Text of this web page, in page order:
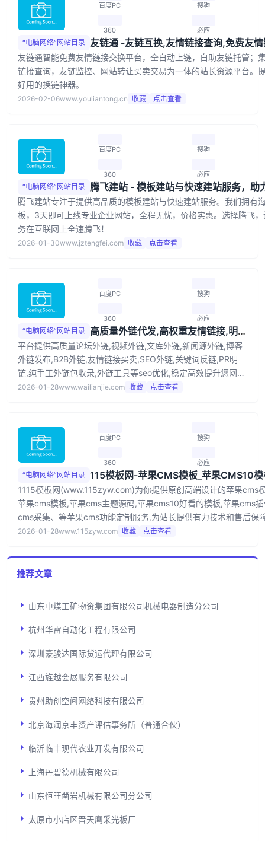
百度PC 搜狗
360 必应
“电脑网络”网站目录
友链通智能免费友情链接交换平台，全自动上链，自助友链托管；
链接查询，友链监控、网站转让买卖交易为一体的站长资源平台。
好用的换链神器。
2026-02-06www.youliantong.cn 收藏 点击查看
百度PC 搜狗
360 必应
“电脑网络”网站目录
腾飞建站专注于提供高品质的模板建站与快速建站服务。我们拥有
板，3天即可上线专业企业网站，全程无忧，价格实惠。选择腾飞
务在互联网上全速腾飞！
2026-01-30www.jztengfei.com 收藏 点击查看
百度PC 搜狗
360 必应
“电脑网络”网站目录 高质量外链代发,高权重友情链接,明链出售
平台提供高质量论坛外链,视频外链,文库外链,新闻源外链,博客
外链发布,B2B外链,友情链接买卖,SEO外链,关键词反链,PR明
链,纯手工外链包收录,外链工具等seo优化,稳定高效提升您网站
的排名！
2026-01-28www.wailianjie.com 收藏 点击查看
百度PC 搜狗
360 必应
“电脑网络”网站目录
1115模板网(www.115zyw.com)为你提供原创高端设计的苹果cms
苹果cms模板,苹果cms主题源码,苹果cms10好看的模板,苹果cms
cms采集、等苹果cms功能定制服务,为站长提供有力技术和售后保
2026-01-28www.115zyw.com 收藏 点击查看
推荐文章
山东中煤工矿物资集团有限公司机械电器制造分公司
杭州华雷自动化工程有限公司
深圳豪骏达国际货运代理有限公司
江西旌越会展服务有限公司
贵州助创空间网络科技有限公司
北京海润京丰资产评估事务所（普通合伙）
临沂临丰现代农业开发有限公司
上海丹碧德机械有限公司
山东恒旺凿岩机械有限公司分公司
太原市小店区晋天鹰采光板厂